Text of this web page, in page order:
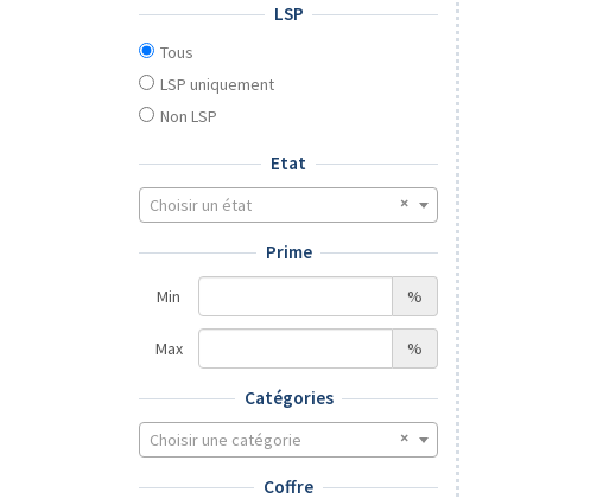
LSP
Tous
LSP uniquement
Non LSP
Etat
Choisir un état
Prime
Min %
Max %
Catégories
Choisir une catégorie
Coffre